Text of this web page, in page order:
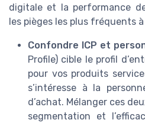
digitale et la performance
les pièges les plus fréquents
Confondre ICP et
Profile) cible le profil
pour vos produits
s’intéresse à la
d’achat. Mélanger ces
segmentation et